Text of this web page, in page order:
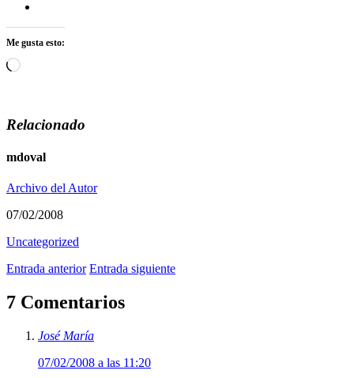
Me gusta esto:
Cargando...
Relacionado
mdoval
Archivo del Autor
07/02/2008
Uncategorized
Entrada anterior Entrada siguiente
7 Comentarios
José María
07/02/2008 a las 11:20